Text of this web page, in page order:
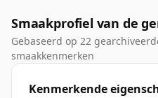
Smaakprofiel van de
Gebaseerd op 22
smaakkenmerken
Kenmerkende